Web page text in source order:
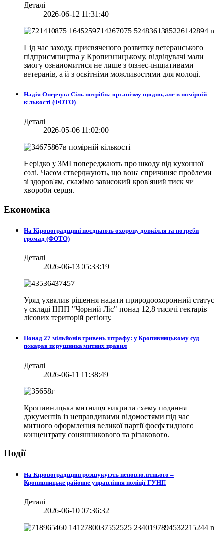
Деталі
2026-06-12 11:31:40
Під час заходу, присвяченого розвитку ветеранського
підприємництва у Кропивницькому, відвідувачі мали
змогу ознайомитися не лише з бізнес-ініціативами
ветеранів, а й з освітніми можливостями для молоді.
Надія Оперчук: Сіль потрібна організму щодня, але в помірній
кількості (ФОТО)
Деталі
2026-05-06 11:02:00
Нерідко у ЗМІ попереджають про шкоду від кухонної
солі. Часом стверджують, що вона спричиняє проблеми
зі здоров'ям, скажімо зависокий кров'яний тиск чи
хвороби серця.
Економіка
На Кіровоградщині поєднають охорону довкілля та потреби
громад (ФОТО)
Деталі
2026-06-13 05:33:19
Уряд ухвалив рішення надати природоохоронний статус
у складі НПП "Чорний Ліс" понад 12,8 тисячі гектарів
лісових територій регіону.
Понад 27 мільйонів гривень штрафу: у Кропивницькому суд
покарав порушника митних правил
Деталі
2026-06-11 11:38:49
Кропивницька митниця викрила схему подання
документів із неправдивими відомостями під час
митного оформлення великої партії фосфатидного
концентрату соняшникового та ріпакового.
Події
На Кіровоградщині розшукують неповнолітнього –
Кропивницьке районне управління поліції ГУНП
Деталі
2026-06-10 07:36:32